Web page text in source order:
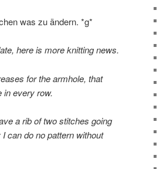
was zu ändern. *g*
here is more knitting news.
for the armhole, that
in every row.
a rib of two stitches going
can do no pattern without